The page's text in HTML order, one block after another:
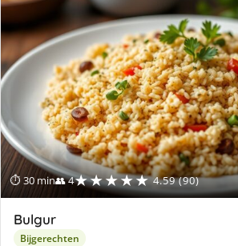
⏱ 30 min👥 4★★★★★ 4.59 (90)
Bulgur
Bijgerechten